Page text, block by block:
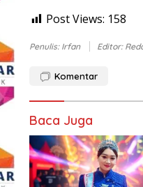
Post Views: 158
Penulis: Irfan Editor:
Komentar
Baca Juga